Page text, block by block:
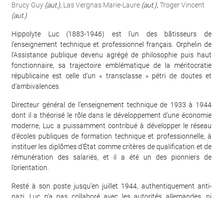
Brucy Guy (aut.), Las Vergnas Marie-Laure (aut.), Troger Vincent
(aut.)
Hippolyte Luc (1883-1946) est l’un des bâtisseurs de
l’enseignement technique et professionnel français. Orphelin de
l’Assistance publique devenu agrégé de philosophie puis haut
fonctionnaire, sa trajectoire emblématique de la méritocratie
républicaine est celle d’un « transclasse » pétri de doutes et
d’ambivalences.
Directeur général de l’enseignement technique de 1933 à 1944
dont il a théorisé le rôle dans le développement d’une économie
moderne, Luc a puissamment contribué à développer le réseau
d’écoles publiques de formation technique et professionnelle, à
instituer les diplômes d’État comme critères de qualification et de
rémunération des salariés, et il a été un des pionniers de
l’orientation.
Resté à son poste jusqu’en juillet 1944, authentiquement anti-
nazi, Luc n’a pas collaboré avec les autorités allemandes, ni